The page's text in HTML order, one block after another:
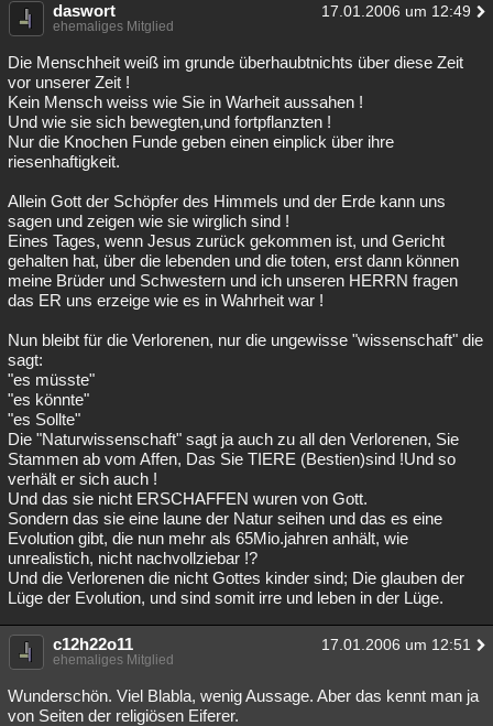
daswort 17.01.2006 um 12:49
ehemaliges Mitglied
Die Menschheit weiß im grunde überhaubtnichts über diese Zeit
vor unserer Zeit !
Kein Mensch weiss wie Sie in Warheit aussahen !
Und wie sie sich bewegten,und fortpflanzten !
Nur die Knochen Funde geben einen einplick über ihre
riesenhaftigkeit.
Allein Gott der Schöpfer des Himmels und der Erde kann uns
sagen und zeigen wie sie wirglich sind !
Eines Tages, wenn Jesus zurück gekommen ist, und Gericht
gehalten hat, über die lebenden und die toten, erst dann können
meine Brüder und Schwestern und ich unseren HERRN fragen
das ER uns erzeige wie es in Wahrheit war !
Nun bleibt für die Verlorenen, nur die ungewisse "wissenschaft" die
sagt:
"es müsste"
"es könnte"
"es Sollte"
Die "Naturwissenschaft" sagt ja auch zu all den Verlorenen, Sie
Stammen ab vom Affen, Das Sie TIERE (Bestien)sind !Und so
verhält er sich auch !
Und das sie nicht ERSCHAFFEN wuren von Gott.
Sondern das sie eine laune der Natur seihen und das es eine
Evolution gibt, die nun mehr als 65Mio.jahren anhält, wie
unrealistich, nicht nachvollziebar !?
Und die Verlorenen die nicht Gottes kinder sind; Die glauben der
Lüge der Evolution, und sind somit irre und leben in der Lüge.
c12h22o11 17.01.2006 um 12:51
ehemaliges Mitglied
Wunderschön. Viel Blabla, wenig Aussage. Aber das kennt man ja
von Seiten der religiösen Eiferer.